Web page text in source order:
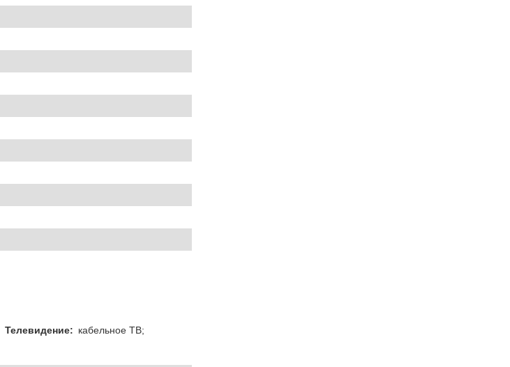
Телевидение: кабельное ТВ;